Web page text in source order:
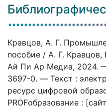
Кравцов, А. Г.
пособие / А. Г.
Ай Пи Ар Медиа, 2024.
3697-0. — Текст :
ресурс цифровой
PROFобразование :